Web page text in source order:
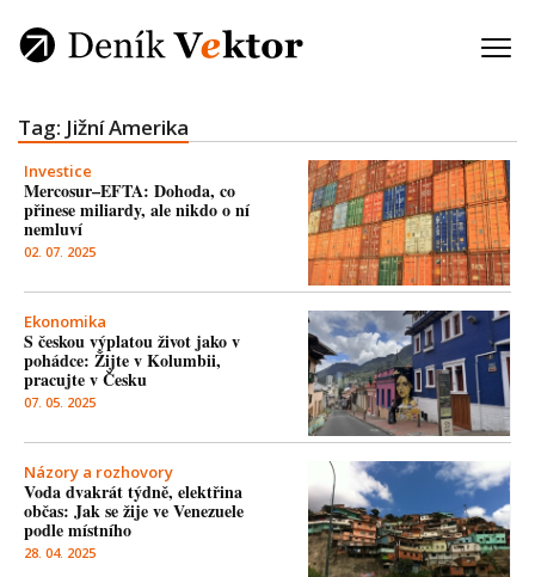
Tag: Jižní Amerika
Investice
Mercosur–EFTA: Dohoda, co
přinese miliardy, ale nikdo o ní
nemluví
02. 07. 2025
Ekonomika
S českou výplatou život jako v
pohádce: Žijte v Kolumbii,
pracujte v Česku
07. 05. 2025
Názory a rozhovory
Voda dvakrát týdně, elektřina
občas: Jak se žije ve Venezuele
podle místního
28. 04. 2025